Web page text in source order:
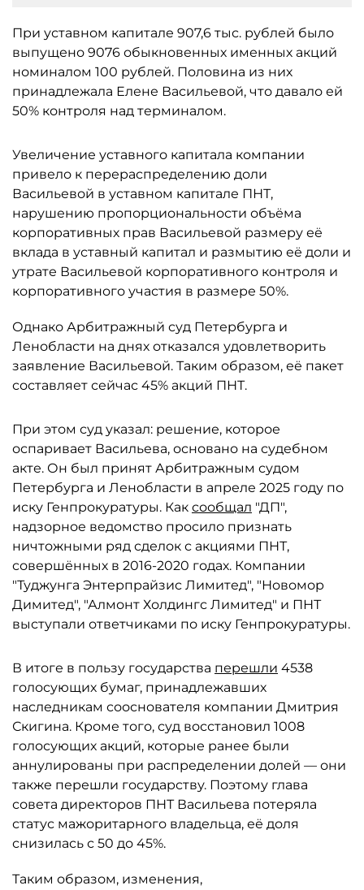
При уставном капитале 907,6 тыс. рублей было
выпущено 9076 обыкновенных именных акций
номиналом 100 рублей. Половина из них
принадлежала Елене Васильевой, что давало ей
50% контроля над терминалом.
Увеличение уставного капитала компании
привело к перераспределению доли
Васильевой в уставном капитале ПНТ,
нарушению пропорциональности объёма
корпоративных прав Васильевой размеру её
вклада в уставный капитал и размытию её доли и
утрате Васильевой корпоративного контроля и
корпоративного участия в размере 50%.
Однако Арбитражный суд Петербурга и
Ленобласти на днях отказался удовлетворить
заявление Васильевой. Таким образом, её пакет
составляет сейчас 45% акций ПНТ.
При этом суд указал: решение, которое
оспаривает Васильева, основано на судебном
акте. Он был принят Арбитражным судом
Петербурга и Ленобласти в апреле 2025 году по
иску Генпрокуратуры. Как сообщал "ДП",
надзорное ведомство просило признать
ничтожными ряд сделок с акциями ПНТ,
совершённых в 2016-2020 годах. Компании
"Туджунга Энтерпрайзис Лимитед", "Новомор
Димитед", "Алмонт Холдингс Лимитед" и ПНТ
выступали ответчиками по иску Генпрокуратуры.
В итоге в пользу государства перешли 4538
голосующих бумаг, принадлежавших
наследникам сооснователя компании Дмитрия
Скигина. Кроме того, суд восстановил 1008
голосующих акций, которые ранее были
аннулированы при распределении долей — они
также перешли государству. Поэтому глава
совета директоров ПНТ Васильева потеряла
статус мажоритарного владельца, её доля
снизилась с 50 до 45%.
Таким образом, изменения,